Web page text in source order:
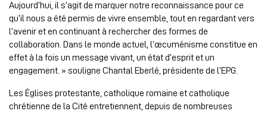
Aujourd’hui, il s’agit de marquer notre reconnaissance pour ce
qu’il nous a été permis de vivre ensemble, tout en regardant vers
l’avenir et en continuant à rechercher des formes de
collaboration. Dans le monde actuel, l’œcuménisme constitue en
effet à la fois un message vivant, un état d’esprit et un
engagement. » souligne Chantal Eberlé, présidente de l’EPG.
Les Églises protestante, catholique romaine et catholique
chrétienne de la Cité entretiennent, depuis de nombreuses